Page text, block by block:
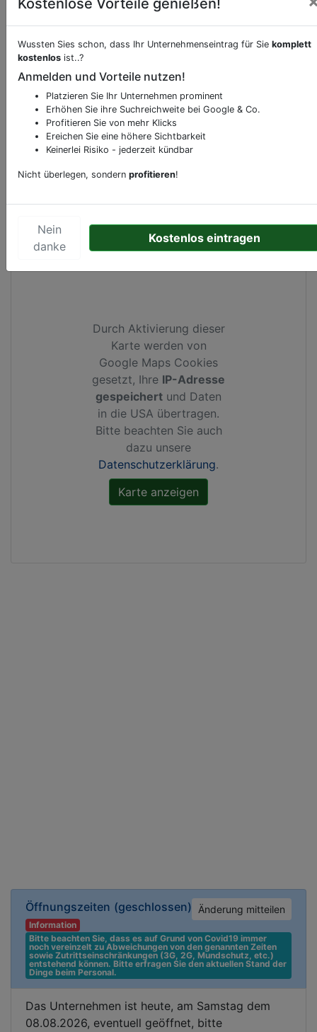
Öffnungszeiten (geschlossen) Änderung mitteilen
Information
Bitte beachten Sie, dass es auf Grund von Covid19 immer
noch vereinzelt zu Abweichungen von den genannten Zeiten
sowie Zutrittseinschränkungen (3G, 2G, Mundschutz, etc.)
entstehend können. Bitte erfragen Sie den aktuellen Stand der
Dinge beim Personal.
Das Unternehmen ist heute, am Samstag dem
08.08.2026, eventuell geöffnet, bitte
Beschreibung & Services vonamenity.atm
Sie möchten eine Beschreibung, Dienstleistung
oder andere relevante Informationen hinzufügen?
Klicken Sie bittehierum uns zu kontaktieren.
Gerne erweitern wir Ihren Firmeneintrag um
Sonderangebote odere besondere Services, die
Ihren Wettbewerbern abheben.
Kartenansicht Nieuwmarkt 7inAmsterdam
Durch Aktivierung dieser
Karte werden von
Google Maps Cookies
gesetzt, Ihre IP-Adresse
gespeichert und Daten
in die USA übertragen.
Bitte beachten Sie auch
dazu unsere
Datenschutzerklärung.
Kostenlose Vorteile genießen!
Wussten Sies schon, dass Ihr Unternehmenseintrag für Sie komplett
kostenlos ist..?
Anmelden und Vorteile nutzen!
Platzieren Sie Ihr Unternehmen prominent
Erhöhen Sie ihre Suchreichweite bei Google & Co.
Profitieren Sie von mehr Klicks
Ereichen Sie eine höhere Sichtbarkeit
Keinerlei Risiko - jederzeit kündbar
Nicht überlegen, sondern profitieren!
Nein
danke
Kostenlos eintragen